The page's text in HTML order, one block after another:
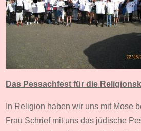
Das Pessachfest für die
In Religion haben wir uns mit Mose
Frau Schrief mit uns das jüdische